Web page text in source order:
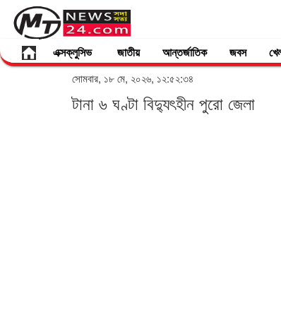
এক্সক্লুসিভ জাতীয় আন্তর্জাতিক জবস
সোমবার, ১৮ মে, ২০২৬, ১২:৫২:৩৪
টানা ৬ ঘণ্টা বিদ্যুৎহীন পুরো জেলা